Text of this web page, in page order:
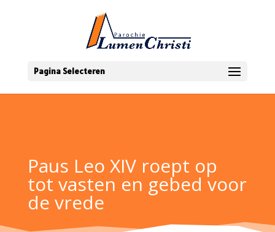
Pagina Selecteren
Paus Leo XIV roept op
tot vasten en gebed voor
de vrede